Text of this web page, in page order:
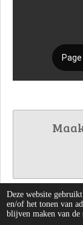
Deze website
en/of het tonen van
blijven maken van de
© 2019 - 2026